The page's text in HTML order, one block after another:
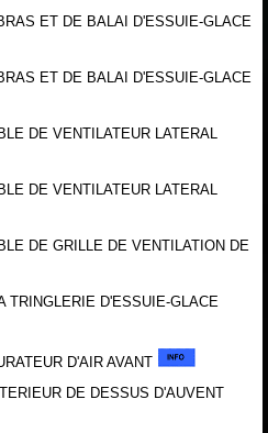
ET DE BALAI D'ESSUIE-GLACE
ET DE BALAI D'ESSUIE-GLACE
DE VENTILATEUR LATERAL
DE VENTILATEUR LATERAL
DE GRILLE DE VENTILATION DE
TRINGLERIE D'ESSUIE-GLACE
D'AIR AVANT
DE DESSUS D'AUVENT